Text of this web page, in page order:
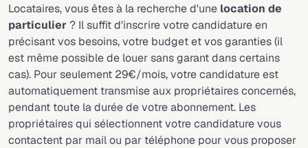
Locataires, vous êtes à la recherche d'une location de
particulier? Il suffit d'inscrire votre candidature en
précisant vos besoins, votre budget et vos garanties (il
est même possible de louer sans garant dans certains
cas). Pour seulement 29€/mois, votre candidature est
automatiquement transmise aux propriétaires concernés,
pendant toute la durée de votre abonnement. Les
propriétaires qui sélectionnent votre candidature vous
contactent par mail ou par téléphone pour vous proposer